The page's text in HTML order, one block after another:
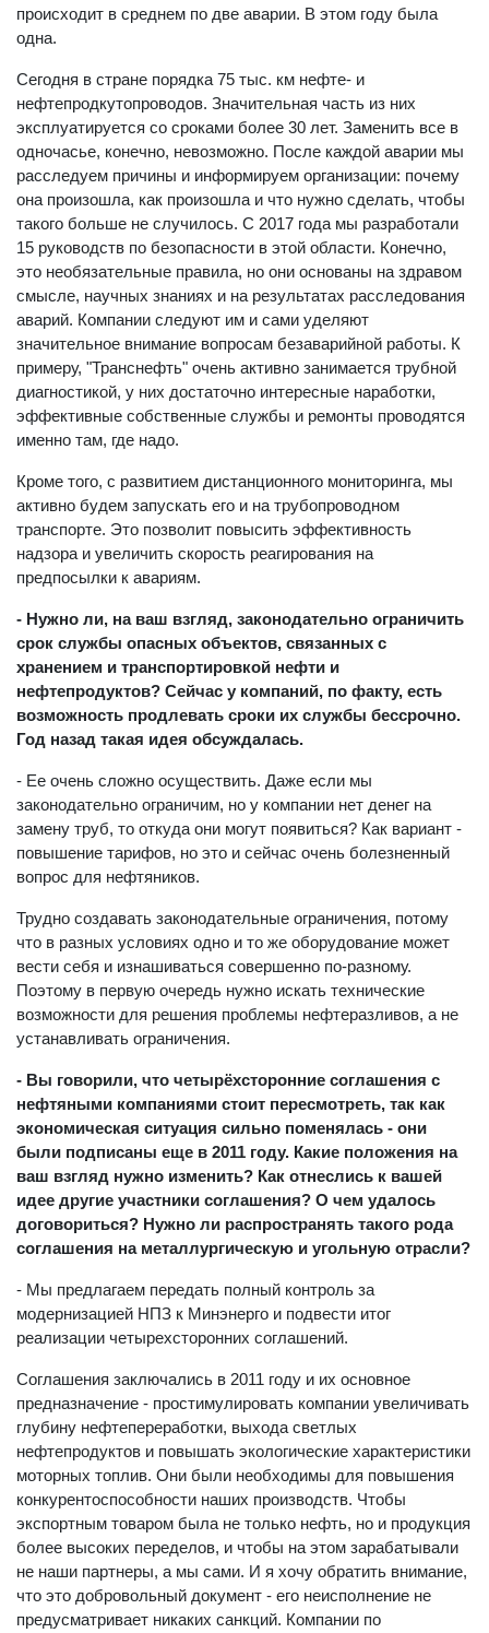
происходит в среднем по две аварии. В этом году была
одна.
Сегодня в стране порядка 75 тыс. км нефте- и
нефтепродкутопроводов. Значительная часть из них
эксплуатируется со сроками более 30 лет. Заменить все в
одночасье, конечно, невозможно. После каждой аварии мы
расследуем причины и информируем организации: почему
она произошла, как произошла и что нужно сделать, чтобы
такого больше не случилось. С 2017 года мы разработали
15 руководств по безопасности в этой области. Конечно,
это необязательные правила, но они основаны на здравом
смысле, научных знаниях и на результатах расследования
аварий. Компании следуют им и сами уделяют
значительное внимание вопросам безаварийной работы. К
примеру, "Транснефть" очень активно занимается трубной
диагностикой, у них достаточно интересные наработки,
эффективные собственные службы и ремонты проводятся
именно там, где надо.
Кроме того, с развитием дистанционного мониторинга, мы
активно будем запускать его и на трубопроводном
транспорте. Это позволит повысить эффективность
надзора и увеличить скорость реагирования на
предпосылки к авариям.
- Нужно ли, на ваш взгляд, законодательно ограничить
срок службы опасных объектов, связанных с
хранением и транспортировкой нефти и
нефтепродуктов? Сейчас у компаний, по факту, есть
возможность продлевать сроки их службы бессрочно.
Год назад такая идея обсуждалась.
- Ее очень сложно осуществить. Даже если мы
законодательно ограничим, но у компании нет денег на
замену труб, то откуда они могут появиться? Как вариант -
повышение тарифов, но это и сейчас очень болезненный
вопрос для нефтяников.
Трудно создавать законодательные ограничения, потому
что в разных условиях одно и то же оборудование может
вести себя и изнашиваться совершенно по-разному.
Поэтому в первую очередь нужно искать технические
возможности для решения проблемы нефтеразливов, а не
устанавливать ограничения.
- Вы говорили, что четырёхсторонние соглашения с
нефтяными компаниями стоит пересмотреть, так как
экономическая ситуация сильно поменялась - они
были подписаны еще в 2011 году. Какие положения на
ваш взгляд нужно изменить? Как отнеслись к вашей
идее другие участники соглашения? О чем удалось
договориться? Нужно ли распространять такого рода
соглашения на металлургическую и угольную отрасли?
- Мы предлагаем передать полный контроль за
модернизацией НПЗ к Минэнерго и подвести итог
реализации четырехсторонних соглашений.
Соглашения заключались в 2011 году и их основное
предназначение - простимулировать компании увеличивать
глубину нефтепереработки, выхода светлых
нефтепродуктов и повышать экологические характеристики
моторных топлив. Они были необходимы для повышения
конкурентоспособности наших производств. Чтобы
экспортным товаром была не только нефть, но и продукция
более высоких переделов, и чтобы на этом зарабатывали
не наши партнеры, а мы сами. И я хочу обратить внимание,
что это добровольный документ - его неисполнение не
предусматривает никаких санкций. Компании по